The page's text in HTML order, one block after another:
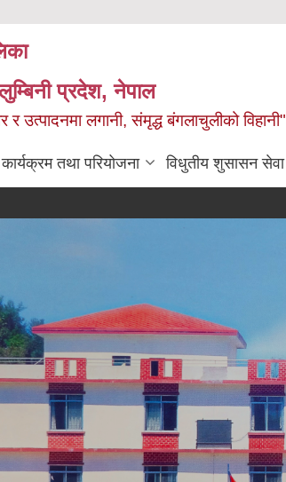
प्रदेश, नेपाल
र उत्पादनमा लगानी, संमृद्ध बंगलाचुलीको विहानी"
कार्यक्रम तथा परियोजना विधुतीय शुसासन सेवा
नं १ स्थित उजा
नं २ स्थित